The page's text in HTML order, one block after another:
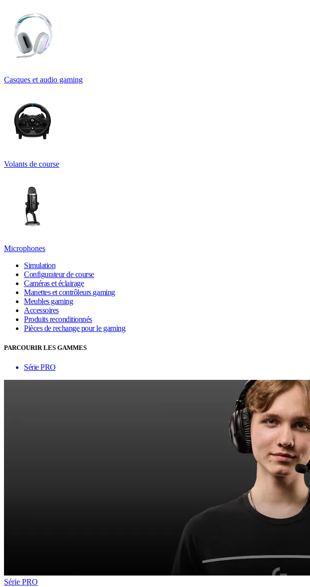
Casques et audio gaming
Volants de course
Microphones
Simulation
Configurateur de course
Caméras et éclairage
Manettes et contrôleurs gaming
Meubles gaming
Accessoires
Produits reconditionnés
Pièces de rechange pour le gaming
PARCOURIR LES GAMMES
Série PRO
Série PRO